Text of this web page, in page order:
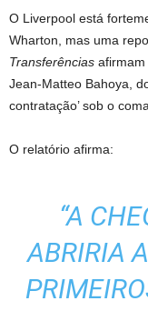
O Liverpool está
Wharton, mas uma
Transferências afirmam
Jean-Matteo Bahoya,
contratação’ sob o
O relatório afirma:
“A
ABRIRIA